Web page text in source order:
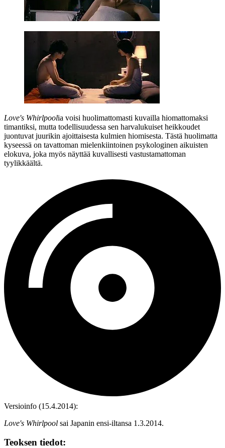
Love's Whirlpoolia voisi huolimattomasti kuvailla hiomattomaksi
timantiksi, mutta todellisuudessa sen harvalukuiset heikkoudet
juontuvat juurikin ajoittaisesta kulmien hiomisesta. Tästä huolimatta
kyseessä on tavattoman mielenkiintoinen psykologinen aikuisten
elokuva, joka myös näyttää kuvallisesti vastustamattoman
tyylikkäältä.
Versioinfo (15.4.2014):
Love's Whirlpool sai Japanin ensi-iltansa 1.3.2014.
Teoksen tiedot: